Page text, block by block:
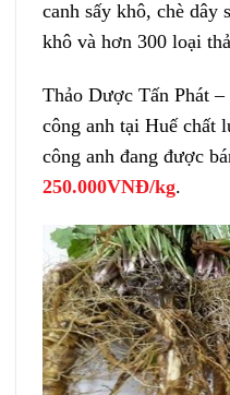
canh sấy khô, chè dây
khô và hơn 300 loại
Thảo Dược Tấn Phát
công anh tại Huế chất
công anh đang được
250.000VNĐ/kg.